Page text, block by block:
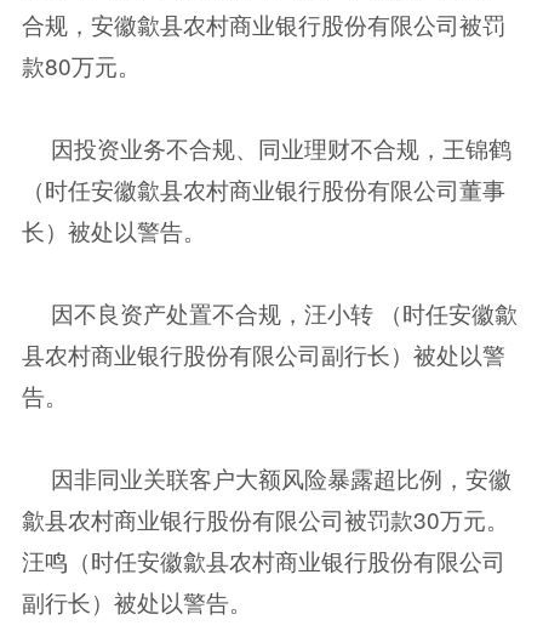
合规，安徽歙县农村商业银行股份有限公司被罚
款80万元。
因投资业务不合规、同业理财不合规，王锦鹤
（时任安徽歙县农村商业银行股份有限公司董事
长）被处以警告。
因不良资产处置不合规，汪小转 （时任安徽歙
县农村商业银行股份有限公司副行长）被处以警
告。
因非同业关联客户大额风险暴露超比例，安徽
歙县农村商业银行股份有限公司被罚款30万元。
汪鸣（时任安徽歙县农村商业银行股份有限公司
副行长）被处以警告。